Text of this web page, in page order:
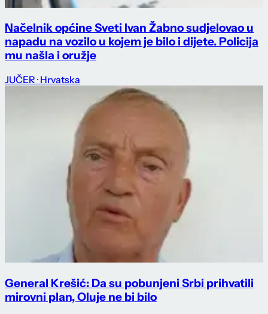
Načelnik općine Sveti Ivan Žabno sudjelovao u
napadu na vozilo u kojem je bilo i dijete. Policija
mu našla i oružje
JUČER · Hrvatska
General Krešić: Da su pobunjeni Srbi prihvatili
mirovni plan, Oluje ne bi bilo